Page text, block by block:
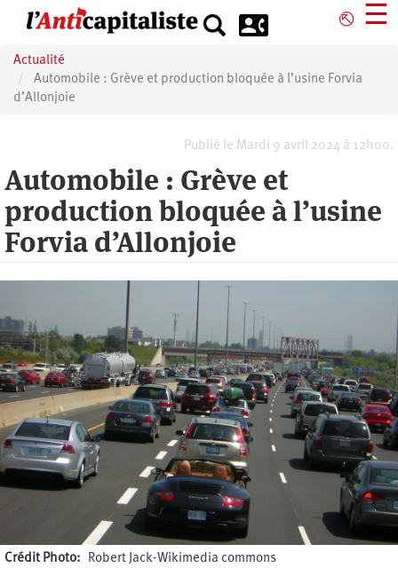
principal
⎋ ☰
Actualité
Automobile : Grève et production bloquée à l’usine Forvia
d’Allonjoie
Publié le Mardi 9 avril 2024 à 12h00.
Automobile : Grève et
production bloquée à l’usine
Forvia d’Allonjoie
Crédit Photo Robert Jack-Wikimedia commons